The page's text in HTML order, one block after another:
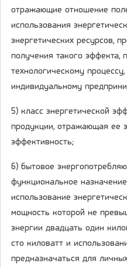
отражающие отношение
использования
энергетических ресурсов,
получения такого эффекта,
технологическому
индивидуальному
5) класс энергетической
продукции, отражающая ее
эффективность;
6) бытовое
функциональное
использование
мощность которой не
энергии двадцать один
сто киловатт и
предназначаться для